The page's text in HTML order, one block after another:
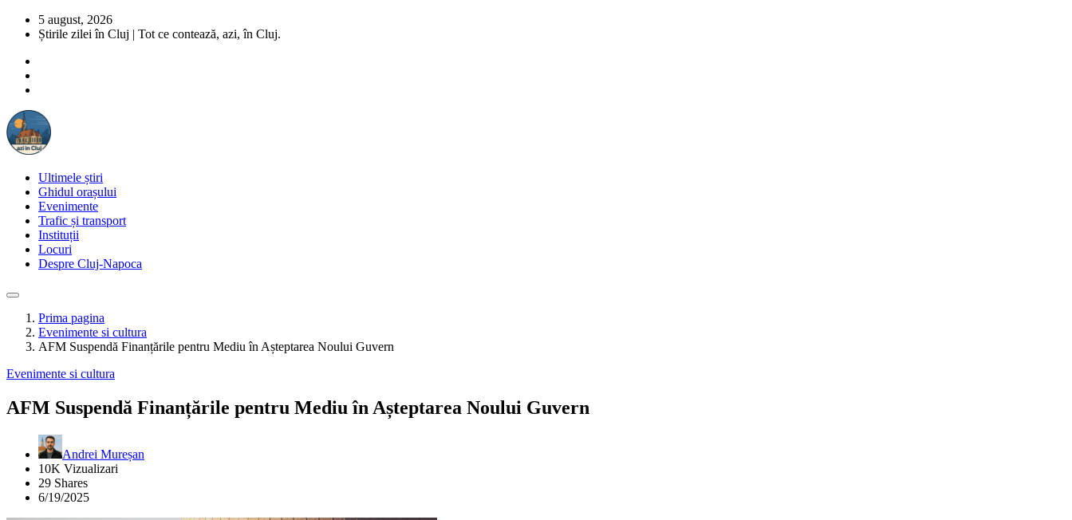
5 august, 2026
Știrile zilei în Cluj | Tot ce contează, azi, în Cluj.
Ultimele știri
Ghidul orașului
Evenimente
Trafic și transport
Instituții
Locuri
Despre Cluj-Napoca
Prima pagina
Evenimente si cultura
AFM Suspendă Finanțările pentru Mediu în Așteptarea Noului Guvern
Evenimente si cultura
AFM Suspendă Finanțările pentru Mediu în Așteptarea Noului Guvern
Andrei Mureșan
10K Vizualizari
29 Shares
6/19/2025